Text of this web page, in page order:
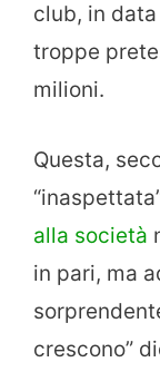
club, in
troppe
milioni.
Questa,
alla società
in pari, ma
crescono”